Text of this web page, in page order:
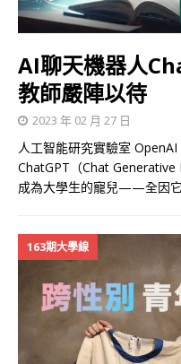
AI聊天機器人
教師嚴陣以待
2023 年 02 月 27 日
人工智能研究實驗室
ChatGPT（Chat
成為大學生的寵兒——全因
163期大學線